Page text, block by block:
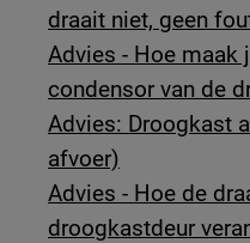
draait niet, geen
Advies - Hoe maak
condensor van de
Advies: Droogkast
afvoer)
Advies - Hoe de
droogkastdeur